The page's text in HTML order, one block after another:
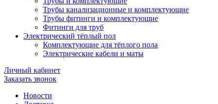
Трубы канализационные и комплектующие
Трубы фитинги и комплектующие
Фитинги для труб
Электрический тёплый пол
Комплектующие для тёплого пола
Электрические кабели и маты
Личный кабинет
Заказать звонок
Новости